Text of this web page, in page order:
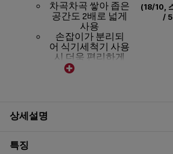
차곡차곡 쌓아 좁은
공간도 2배로 넓게
사용
손잡이가 분리되
어 식기세척기 사용
시 더욱 편리하게
오븐 용기까지 다양
(18/10,
/ 5
상세설명
특징